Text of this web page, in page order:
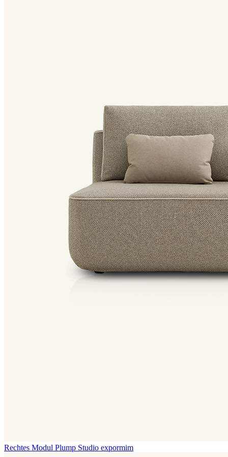
Rechtes Modul Plump Studio expormim